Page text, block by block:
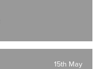
15th May